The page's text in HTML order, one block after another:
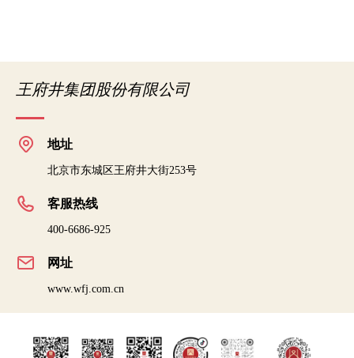
王府井集团股份有限公司
地址
北京市东城区王府井大街253号
客服热线
400-6686-925
网址
www.wfj.com.cn